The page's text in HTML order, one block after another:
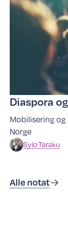
Diaspora
Mobilisering
Norge
SyloTaraku
Alle notat